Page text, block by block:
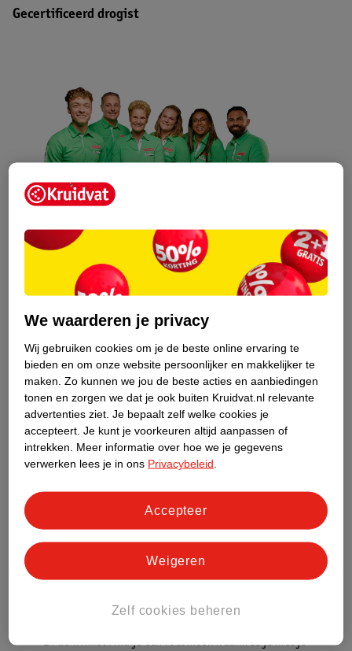
Gecertificeerd drogist
Kruidvat is een erkend specialist in
zelfzorg, ook online. Wat je
gezondheidsvraag ook is, stel hem aan
Stel je gezondheidsvraag
Ook in deze winkel
Kruidvat.nl ophaalpunt
Laat je bestelling snel en gemakkelijk bezorgen in de
Kruidvat is een gecertificeerd drogist. Dit betekent dat je
In de winkel vind je een fotokiosk waarmee je met je
We waarderen je privacy
Wij gebruiken cookies om je de beste online ervaring te
bieden en om onze website persoonlijker en makkelijker te
maken. Zo kunnen we jou de beste acties en aanbiedingen
tonen en zorgen we dat je ook buiten Kruidvat.nl relevante
advertenties ziet. Je bepaalt zelf welke cookies je
accepteert. Je kunt je voorkeuren altijd aanpassen of
intrekken.
Meer informatie over hoe we je gegevens
verwerken lees je in ons Privacybeleid
Zelf cookies beheren
Weigeren
Accepteer